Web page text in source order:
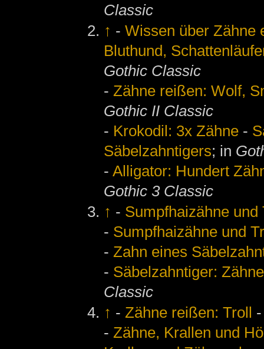
Classic
↑ -Wissen über Zähne
Bluthund,
Gothic Classic
-Zähne reißen: Wolf,
Gothic II Classic
- Krokodil: 3x Zähne -
Säbelzahntigers; in
-Alligator: Hundert
Gothic 3 Classic
↑ - Sumpfhaizähne
- Sumpfhaizähne und
-Zahn eines
- Säbelzahntiger:
Classic
↑ -Zähne reißen: Troll
-Zähne, Krallen und